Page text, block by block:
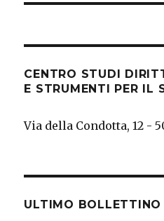
CENTRO STUDI
E STRUMENTI PER IL
Via della Condotta, 12 -
ULTIMO BOLLETTINO